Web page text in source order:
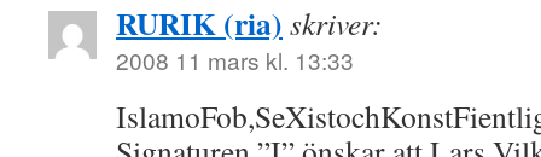
RURIK (ria) skriver:
2008 11 mars kl. 13:33